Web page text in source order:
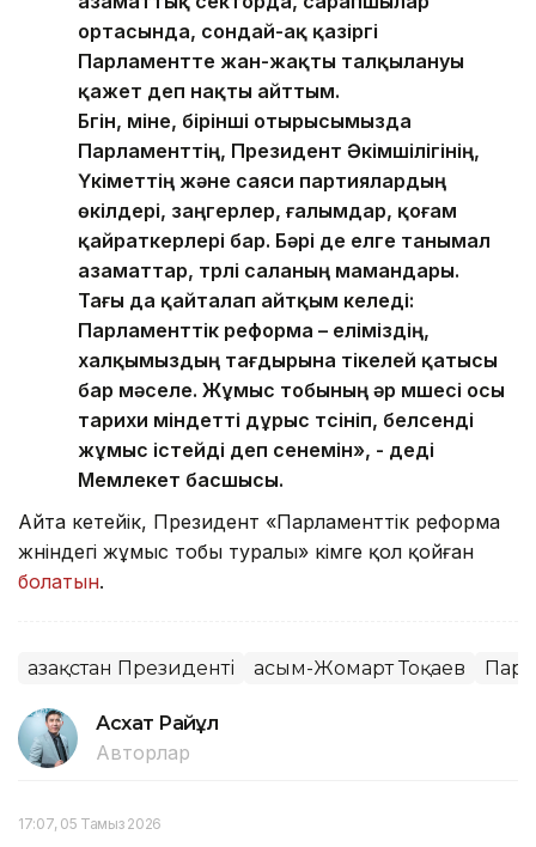
ортасында, сондай-ақ қазіргі
Парламентте жан-жақты талқылануы
қажет деп нақты айттым.
Бүгін, міне, бірінші отырысымызда
Парламенттің, Президент Әкімшілігінің,
Үкіметтің және саяси партиялардың
өкілдері, заңгерлер, ғалымдар, қоғам
қайраткерлері бар. Бәрі де елге танымал
азаматтар, түрлі саланың мамандары.
Тағы да қайталап айтқым келеді:
Парламенттік реформа – еліміздің,
халқымыздың тағдырына тікелей қатысы
бар мәселе. Жұмыс тобының әр мүшесі осы
тарихи міндетті дұрыс түсініп, белсенді
жұмыс істейді деп сенемін», - деді
Мемлекет басшысы.
Айта кетейік, Президент «Парламенттік реформа
жөніндегі жұмыс тобы туралы» өкімге қол қойған
болатын.
Қазақстан Президенті Қасым-Жомарт Тоқаев
Асхат Райқұл
Авторлар
17:07, 05 Тамыз 2026